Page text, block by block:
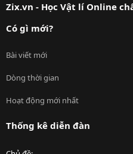
Zix.vn - Học Vật lí Online
Có gì mới?
Bài viết mới
Dòng thời gian
Hoạt động mới nhất
Thống kê diễn đàn